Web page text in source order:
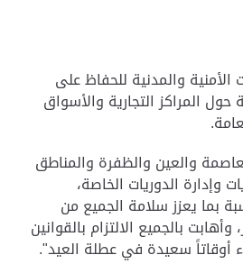
والمدنية للحفاظ على
حول المراكز التجارية والأسواق
والعين والظفرة والمناطق
وإدارة الدوريات الخاصة،
بما يعزز سلامة الجميع من
بالجميع الالتزام بالقوانين
أوقاتاً سعيدة في عطلة العيد".